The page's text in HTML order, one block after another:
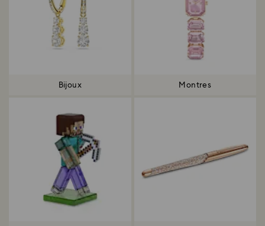
Bijoux Montres